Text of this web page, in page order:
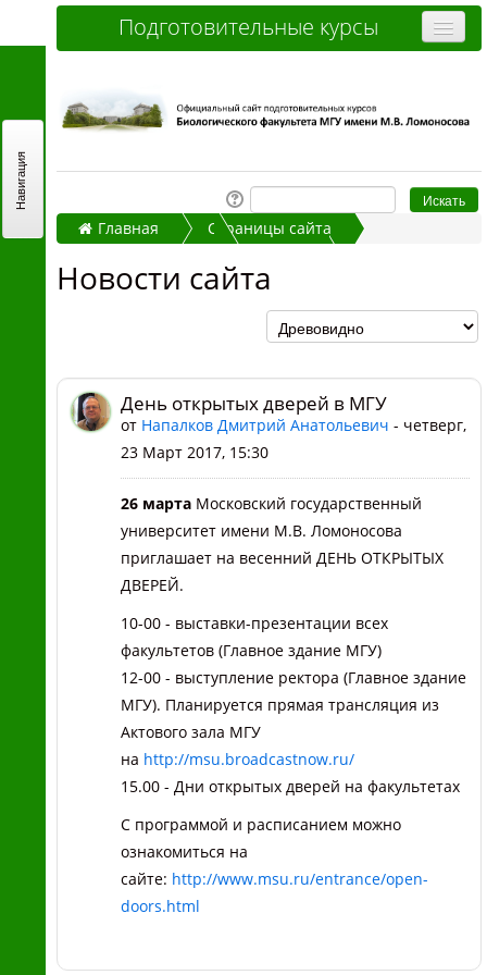
Подготовительные курсы
Дистанционные курсы
Как записаться и оплатить
Контакты
Часто задаваемые вопросы
Вы не вошли в систему (Вход)
Главная
Страницы сайта
День открытых дверей в МГУ
Новости сайта
День открытых дверей в МГУ
от Напалков Дмитрий Анатольевич - четверг,
23 Март 2017, 15:30
26 марта Московский государственный
университет имени М.В. Ломоносова
приглашает на весенний ДЕНЬ ОТКРЫТЫХ
ДВЕРЕЙ.
10-00 - выставки-презентации всех
факультетов (Главное здание МГУ)
12-00 - выступление ректора (Главное здание
МГУ). Планируется прямая трансляция из
Актового зала МГУ
на http://msu.broadcastnow.ru/
15.00 - Дни открытых дверей на факультетах
С программой и расписанием можно
ознакомиться на
сайте: http://www.msu.ru/entrance/open-
doors.html
Навигация